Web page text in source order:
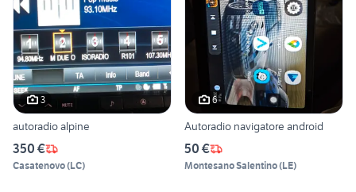
3
autoradio alpine
350 €
Casatenovo(LC)
6
Autoradio navigatore android
50 €
Montesano Salentino(LE)